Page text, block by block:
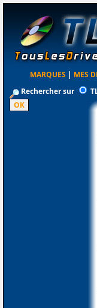
MARQUES | MES
Rechercher sur